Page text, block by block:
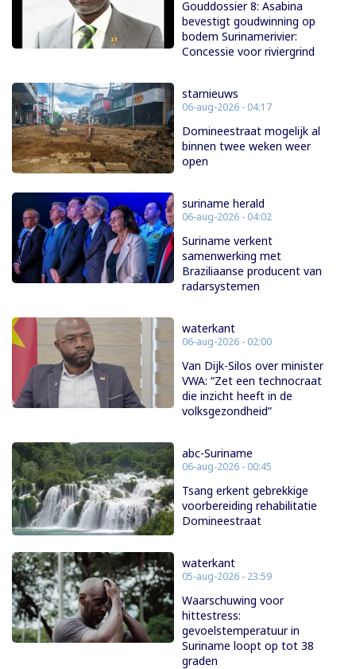
Gouddossier 8: Asabina
bevestigt goudwinning op
bodem Surinamerivier:
Concessie voor riviergrind
starnieuws
06-aug-2026 - 04:17
Domineestraat mogelijk al
binnen twee weken weer
open
suriname herald
06-aug-2026 - 04:02
Suriname verkent
samenwerking met
Braziliaanse producent van
radarsystemen
waterkant
06-aug-2026 - 02:00
Van Dijk-Silos over minister
VWA: “Zet een technocraat
die inzicht heeft in de
volksgezondheid”
abc-Suriname
06-aug-2026 - 00:45
Tsang erkent gebrekkige
voorbereiding rehabilitatie
Domineestraat
waterkant
05-aug-2026 - 23:59
Waarschuwing voor
hittestress:
gevoelstemperatuur in
Suriname loopt op tot 38
graden